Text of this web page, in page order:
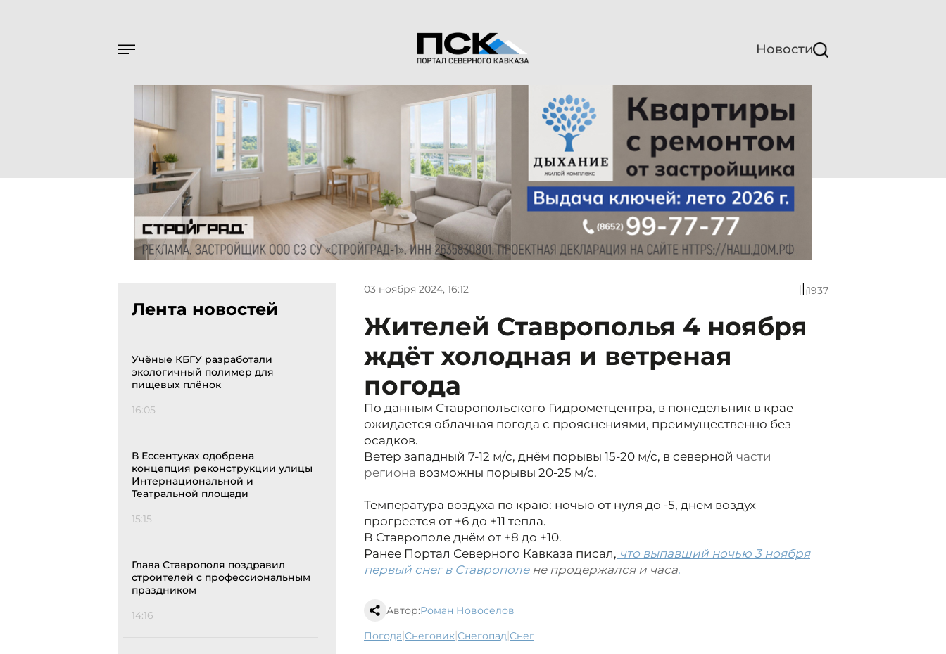
Новости
Лента новостей
Учёные КБГУ разработали
экологичный полимер для
пищевых плёнок
16:05
В Ессентуках одобрена
концепция реконструкции улицы
Интернациональной и
Театральной площади
15:15
Глава Ставрополя поздравил
строителей с профессиональным
праздником
14:16
03 ноября 2024, 16:12 1937
Жителей Ставрополья 4 ноября
ждёт холодная и ветреная
погода
По данным Ставропольского Гидрометцентра, в понедельник в крае
ожидается облачная погода с прояснениями, преимущественно без
осадков.
Ветер западный 7-12 м/с, днём порывы 15-20 м/с, в северной части
региона возможны порывы 20-25 м/с.
Температура воздуха по краю: ночью от нуля до -5, днем воздух
прогреется от +6 до +11 тепла.
В Ставрополе днём от +8 до +10.
Ранее Портал Северного Кавказа писал, что выпавший ночью 3 ноября
первый снег в Ставрополе не продержался и часа.
Автор:Роман Новоселов
погода| снеговик| снегопад| снег